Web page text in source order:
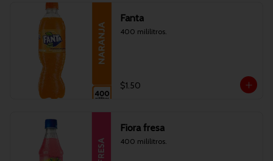
Fanta
400 mililitros.
$1.50
Fiora fresa
400 mililitros.